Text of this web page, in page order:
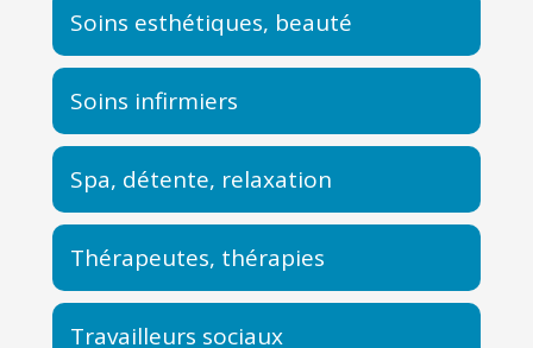
Soins esthétiques, beauté
Soins infirmiers
Spa, détente, relaxation
Thérapeutes, thérapies
Travailleurs sociaux